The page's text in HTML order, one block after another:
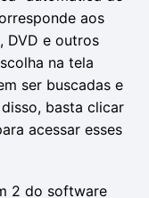
aos
DVD e outros
na tela
ser buscadas e
basta clicar
acessar esses